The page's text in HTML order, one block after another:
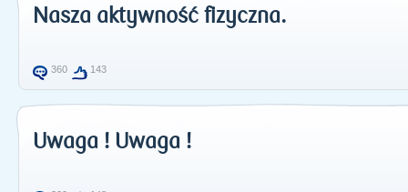
Nasza aktywność fizyczna.
360 143
Uwaga ! Uwaga !